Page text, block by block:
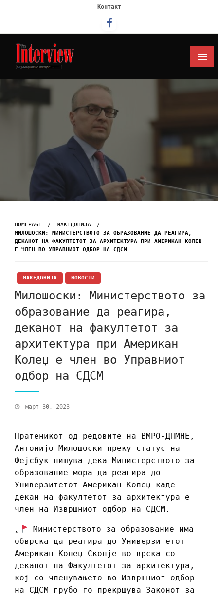
Контакт
Интервју
HOMEPAGE
МАКЕДОНИЈА
МИЛОШОСКИ: МИНИСТЕРСТВОТО ЗА ОБРАЗОВАНИЕ ДА РЕАГИРА,
ДЕКАНОТ НА ФАКУЛТЕТОТ ЗА АРХИТЕКТУРА ПРИ АМЕРИКАН КОЛЕЏ
Е ЧЛЕН ВО УПРАВНИОТ ОДБОР НА СДСМ
МАКЕДОНИЈА НОВОСТИ
Милошоски: Министерството за
образование да реагира,
деканот на факултетот за
архитектура при Американ
Колеџ е член во Управниот
одбор на СДСМ
март 30, 2023
Пратеникот од редовите на ВМРО-ДПМНЕ,
Антонијо Милошоски преку статус на
Фејсбук пишува дека Министерството за
образование мора да реагира до
Универзитетот Американ Колеџ каде
декан на факултетот за архитектура е
член на Извршниот одбор на СДСМ.
„
Министерството за образование има
обврска да реагира до Универзитетот
Американ Колеџ Скопје во врска со
деканот на Факултетот за архитектура,
кој со членувањето во Извршниот одбор
на СДСМ грубо го прекршува Законот за